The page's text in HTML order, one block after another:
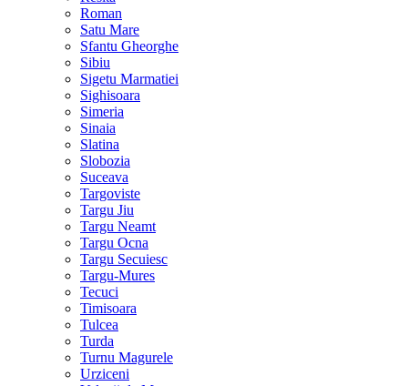
Roman
Satu Mare
Sfantu Gheorghe
Sibiu
Sigetu Marmatiei
Sighisoara
Simeria
Sinaia
Slatina
Slobozia
Suceava
Targoviste
Targu Jiu
Targu Neamt
Targu Ocna
Targu Secuiesc
Targu-Mures
Tecuci
Timisoara
Tulcea
Turda
Turnu Magurele
Urziceni